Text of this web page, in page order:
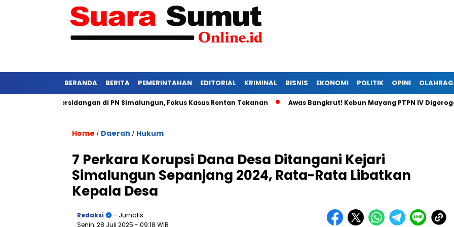
BERANDA BERITA PEMERINTAHAN EDITORIAL KRIMINAL BISNIS EKONOMI POLITIK OPINI
Ketat Persidangan di PN Simalungun, Fokus Kasus Rentan Tekanan Awas Bangkrut! Kebun Mayang PTPN IV Digerogoti
Home / Daerah / Hukum
7 Perkara Korupsi Dana Desa Ditangani Kejari
Simalungun Sepanjang 2024, Rata-Rata Libatkan
Kepala Desa
Redaksi
- Jurnalis
Senin, 28 Juli 2025 - 09:18 WIB